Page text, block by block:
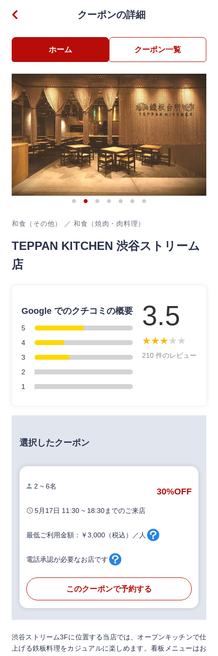
クーポンの詳細
ホーム クーポン一覧
和食（その他） ／ 和食（焼肉・肉料理）
TEPPAN KITCHEN 渋谷ストリーム
店
Google でのクチコミの概要
5
4
3
2
1
3.5
★★★★ ★
210 件のレビュー
選択したクーポン
30%OFF
2 ~ 6名
5月17日 11:30 ~ 18:30までのご来店
最低ご利用金額：￥3,000（税込）／人
電話承認が必要なお店です
このクーポンで予約する
渋谷ストリーム3Fに位置する当店では、オープンキッチンで仕
上げる鉄板料理をカジュアルに楽しめます。看板メニューはお